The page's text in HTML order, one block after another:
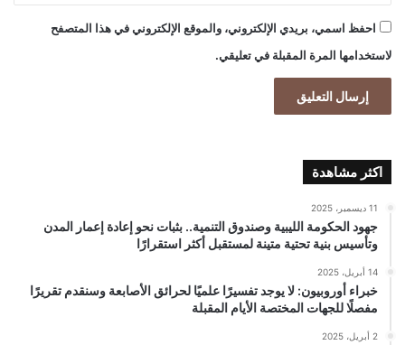
احفظ اسمي، بريدي الإلكتروني، والموقع الإلكتروني في هذا المتصفح
لاستخدامها المرة المقبلة في تعليقي.
اكثر مشاهدة
11 ديسمبر، 2025
جهود الحكومة الليبية وصندوق التنمية.. بثبات نحو إعادة إعمار المدن
وتأسيس بنية تحتية متينة لمستقبل أكثر استقرارًا
14 أبريل، 2025
خبراء أوروبيون: لا يوجد تفسيرًا علميًا لحرائق الأصابعة وسنقدم تقريرًا
مفصلًا للجهات المختصة الأيام المقبلة
2 أبريل، 2025